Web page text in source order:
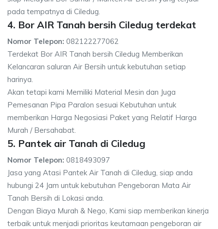
pada tempatnya di Ciledug.
4. Bor AIR Tanah bersih Ciledug terdekat
Nomor Telepon: 082122277062
Terdekat Bor AIR Tanah bersih Ciledug Memberikan
Kelancaran saluran Air Bersih untuk kebutuhan setiap
harinya.
Akan tetapi kami Memiliki Material Mesin dan Juga
Pemesanan Pipa Paralon sesuai Kebutuhan untuk
memberikan Harga Negosiasi Paket yang Relatif Harga
Murah / Bersahabat.
5. Pantek air Tanah di Ciledug
Nomor Telepon: 0818493097
Jasa yang Atasi Pantek Air Tanah di Ciledug, siap anda
hubungi 24 Jam untuk kebutuhan Pengeboran Mata Air
Tanah Bersih di Lokasi anda.
Dengan Biaya Murah & Nego, Kami siap memberikan kinerja
terbaik untuk menjadi prioritas keutamaan pengeboran air